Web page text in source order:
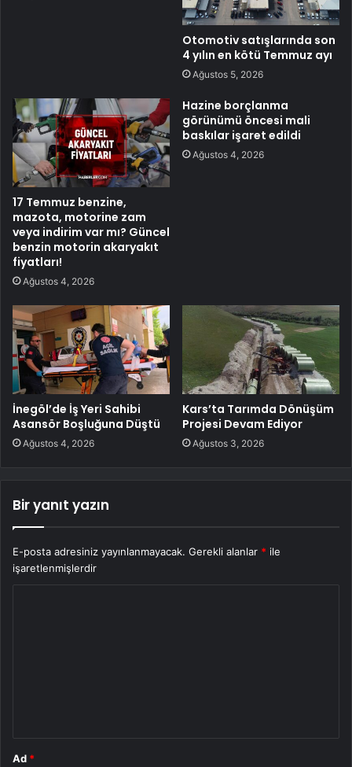
Otomotiv satışlarında son
4 yılın en kötü Temmuz ayı
Ağustos 5, 2026
17 Temmuz benzine,
mazota, motorine zam
veya indirim var mı? Güncel
benzin motorin akaryakıt
fiyatları!
Ağustos 4, 2026
Hazine borçlanma
görünümü öncesi mali
baskılar işaret edildi
Ağustos 4, 2026
İnegöl’de İş Yeri Sahibi
Asansör Boşluğuna Düştü
Ağustos 4, 2026
Kars’ta Tarımda Dönüşüm
Projesi Devam Ediyor
Ağustos 3, 2026
Bir yanıt yazın
E-posta adresiniz yayınlanmayacak. Gerekli alanlar * ile
işaretlenmişlerdir
Ad *